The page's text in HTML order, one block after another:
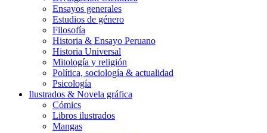
Ensayos generales
Estudios de género
Filosofía
Historia & Ensayo Peruano
Historia Universal
Mitología y religión
Política, sociología & actualidad
Psicología
Ilustrados & Novela gráfica
Cómics
Libros ilustrados
Mangas